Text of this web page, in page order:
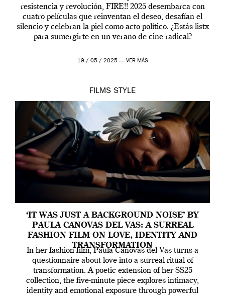
resistencia y revolución, FIRE!! 2025 desembarca con
cuatro películas que reinventan el deseo, desafían el
silencio y celebran la piel como acto político. ¿Estás listx
para sumergirte en un verano de cine radical?
19 / 05 / 2025 — VER MÁS
FILMS STYLE
‘IT WAS JUST A BACKGROUND NOISE’ BY
PAULA CANOVAS DEL VAS: A SURREAL
FASHION FILM ON LOVE, IDENTITY AND
TRANSFORMATION
In her fashion film, Paula Canovas del Vas turns a
questionnaire about love into a surreal ritual of
transformation. A poetic extension of her SS25
collection, the five-minute piece explores intimacy,
identity and emotional exposure through powerful